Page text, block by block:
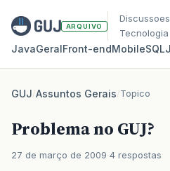
ARQUIVO
Tecnologia
JavaGeralFront‑endMobileSQL
GUJ/Assuntos Gerais/Topico
Problema no GUJ?
27 de março de 2009 4 respostas